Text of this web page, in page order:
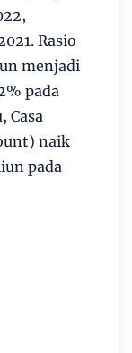
Rasio
menjadi
pada
Casa
naik
pada